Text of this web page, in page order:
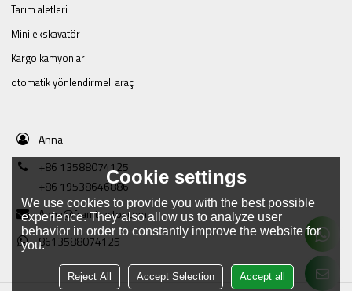
Tarım aletleri
Mini ekskavatör
Kargo kamyonları
otomatik yönlendirmeli araç
Anna
+86 13588074125
+86 19538646886
Anna@framtractor.com
8613588074125
Cookie settings
We use cookies to provide you with the best possible
experience. They also allow us to analyze user
behavior in order to constantly improve the website for
you.
Reject All Accept Selection Accept all